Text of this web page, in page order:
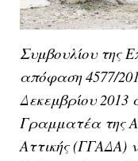
Συμβουλίου της
απόφαση 4577/
Δεκεμβρίου
Γραμματέα της
Αττικής(ΓΓΑΔΑ)